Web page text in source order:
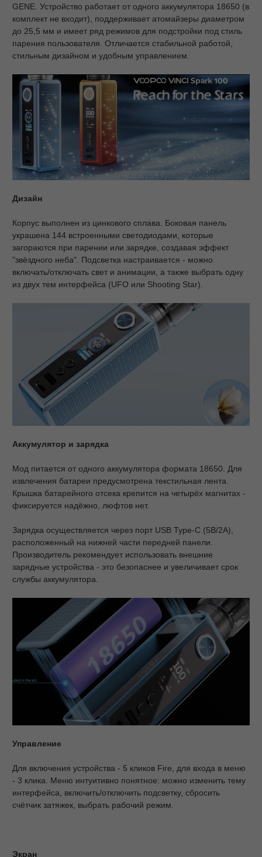
GENE. Устройство работает от одного аккумулятора 18650 (в
комплект не входит), поддерживает атомайзеры диаметром
до 25,5 мм и имеет ряд режимов для подстройки под стиль
парения пользователя. Отличается стабильной работой,
стильным дизайном и удобным управлением.
Дизайн
Корпус выполнен из цинкового сплава. Боковая панель
украшена 144 встроенными светодиодами, которые
загораются при парении или зарядке, создавая эффект
"звёздного неба". Подсветка настраивается - можно
включать/отключать свет и анимации, а также выбрать одну
из двух тем интерфейса (UFO или Shooting Star).
Аккумулятор и зарядка
Мод питается от одного аккумулятора формата 18650. Для
извлечения батареи предусмотрена текстильная лента.
Крышка батарейного отсека крепится на четырёх магнитах -
фиксируется надёжно, люфтов нет.
Зарядка осуществляется через порт USB Type-C (5В/2А),
расположенный на нижней части передней панели.
Производитель рекомендует использовать внешние
зарядные устройства - это безопаснее и увеличивает срок
службы аккумулятора.
Управление
Для включения устройства - 5 кликов Fire, для входа в меню
- 3 клика. Меню интуитивно понятное: можно изменить тему
интерфейса, включить/отключить подсветку, сбросить
счётчик затяжек, выбрать рабочий режим.
Экран